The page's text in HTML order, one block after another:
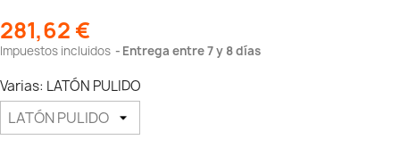
281,62 €
Impuestos incluidos Entrega entre 7 y 8 días
Varias: LATÓN PULIDO